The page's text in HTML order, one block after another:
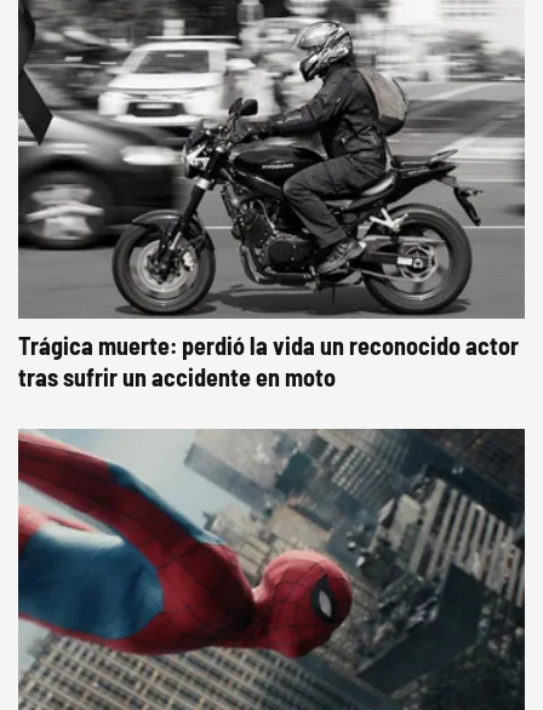
Trágica muerte: perdió la vida un reconocido actor
tras sufrir un accidente en moto